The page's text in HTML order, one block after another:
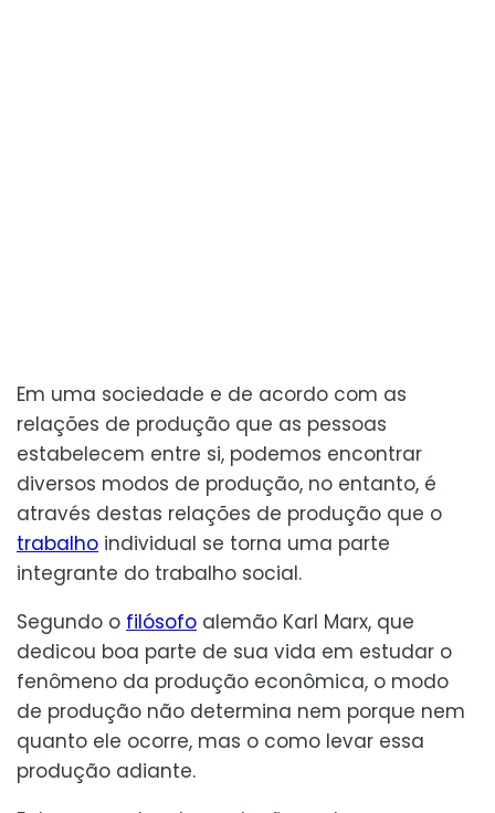
Em uma sociedade e de acordo com as
relações de produção que as pessoas
estabelecem entre si, podemos encontrar
diversos modos de produção, no entanto, é
através destas relações de produção que o
trabalho individual se torna uma parte
integrante do trabalho social.
Segundo o filósofo alemão Karl Marx, que
dedicou boa parte de sua vida em estudar o
fenômeno da produção econômica, o modo
de produção não determina nem porque nem
quanto ele ocorre, mas o como levar essa
produção adiante.